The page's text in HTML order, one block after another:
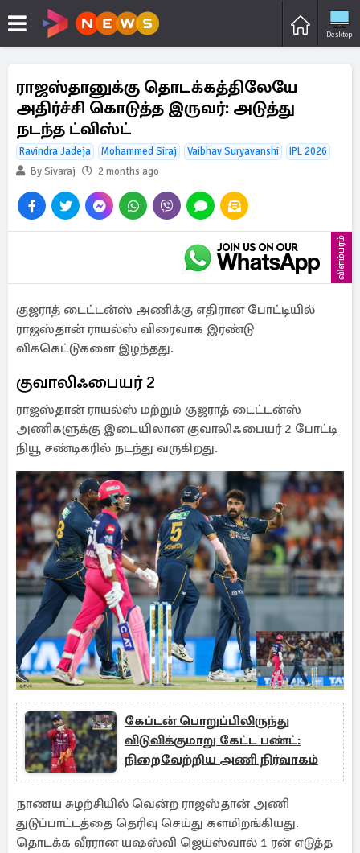
Desktop
ராஜஸ்தானுக்கு தொடக்கத்திலேயே
அதிர்ச்சி கொடுத்த இருவர்: அடுத்து
நடந்த ட்விஸ்ட்
Ravindra Jadeja Mohammed Siraj Vaibhav Suryavanshi
IPL 2026
By Sivaraj
2 months ago
விளம்பரம்
குஜராத் டைட்டன்ஸ் அணிக்கு எதிரான போட்டியில்
ராஜஸ்தான் ராயல்ஸ் விரைவாக இரண்டு
விக்கெட்டுகளை இழந்தது.
குவாலிஃபையர் 2
ராஜஸ்தான் ராயல்ஸ் மற்றும் குஜராத் டைட்டன்ஸ்
அணிகளுக்கு இடையிலான குவாலிஃபையர் 2 போட்டி
நியூ சண்டிகரில் நடந்து வருகிறது.
கேப்டன் பொறுப்பிலிருந்து
விடுவிக்குமாறு கேட்ட பண்ட்:
நிறைவேற்றிய அணி நிர்வாகம்
நாணய சுழற்சியில் வென்ற ராஜஸ்தான் அணி
துடுப்பாட்டத்தை தெரிவு செய்து களமிறங்கியது.
தொடக்க வீரரான யஷஸ்வி ஜெய்ஸ்வால் 1 ரன் எடுத்த